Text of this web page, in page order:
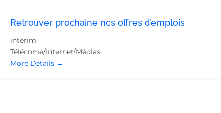
Retrouver prochaine nos offres d’emplois
intérim
Télécome/Internet/Médias
More Details